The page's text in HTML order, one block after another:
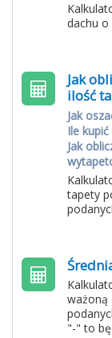
dachu o
Jak
ilość
Jak
Ile
Jak
tapety
ważoną
"-" to